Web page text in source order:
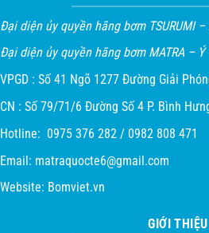
Đại diện ủy quyền hãng bơm TSURUMI
Đại diện ủy quyền hãng bơm MATRA – Ý
VPGD : Số 41 Ngõ 1277 Đường Giải
CN : Số 79/71/6 Đường Số 4 P. Bình
Hotline: 0975 376 282 / 0982 808 471
Email: matraquocte6@gmail.com
Website: Bomviet.vn
GIỚI THIỆU